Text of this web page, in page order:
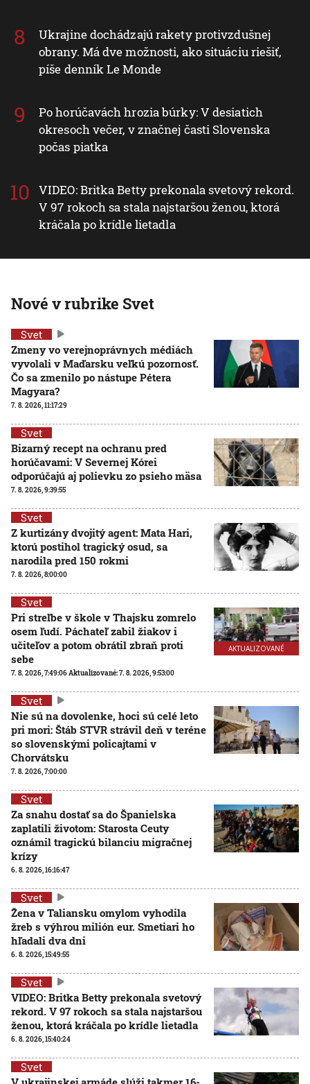
Ukrajine dochádzajú rakety protivzdušnej
obrany. Má dve možnosti, ako situáciu riešiť,
píše denník Le Monde
Po horúčavách hrozia búrky: V desiatich
okresoch večer, v značnej časti Slovenska
počas piatka
VIDEO: Britka Betty prekonala svetový rekord.
V 97 rokoch sa stala najstaršou ženou, ktorá
kráčala po krídle lietadla
Nové v rubrike Svet
Svet
Zmeny vo verejnoprávnych médiách
vyvolali v Maďarsku veľkú pozornosť.
Čo sa zmenilo po nástupe Pétera
Magyara?
7. 8. 2026, 11:17:29
Svet
Bizarný recept na ochranu pred
horúčavami: V Severnej Kórei
odporúčajú aj polievku zo psieho mäsa
7. 8. 2026, 9:39:55
Svet
Z kurtizány dvojitý agent: Mata Hari,
ktorú postihol tragický osud, sa
narodila pred 150 rokmi
7. 8. 2026, 8:00:00
AKTUALIZOVANÉ
Svet
Pri streľbe v škole v Thajsku zomrelo
osem ľudí. Páchateľ zabil žiakov i
učiteľov a potom obrátil zbraň proti
sebe
7. 8. 2026, 7:49:06Aktualizované:7. 8. 2026, 9:53:00
Svet
Nie sú na dovolenke, hoci sú celé leto
pri mori: Štáb STVR strávil deň v teréne
so slovenskými policajtami v
Chorvátsku
7. 8. 2026, 7:00:00
Svet
Za snahu dostať sa do Španielska
zaplatili životom: Starosta Ceuty
oznámil tragickú bilanciu migračnej
krízy
6. 8. 2026, 16:16:47
Svet
Žena v Taliansku omylom vyhodila
žreb s výhrou milión eur. Smetiari ho
hľadali dva dni
6. 8. 2026, 15:49:55
Svet
VIDEO: Britka Betty prekonala svetový
rekord. V 97 rokoch sa stala najstaršou
ženou, ktorá kráčala po krídle lietadla
6. 8. 2026, 15:40:24
Svet